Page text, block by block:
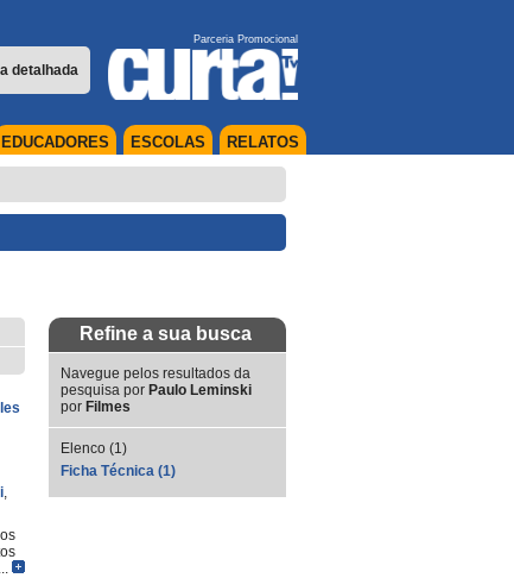
detalhada
Parceria Promocional
RELATOS
ESCOLAS
EDUCADORES
,
Refine a sua busca
Navegue pelos resultados da
pesquisa por Paulo Leminski
por Filmes
Elenco (1)
Ficha Técnica (1)